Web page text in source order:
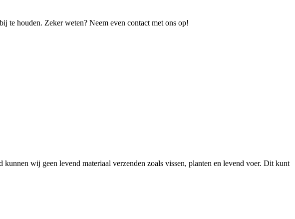
te houden. Zeker weten? Neem even contact met ons op!
wij geen levend materiaal verzenden zoals vissen, planten en levend voer. Dit kunt